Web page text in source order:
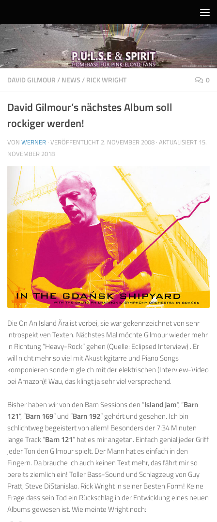
DAVID GILMOUR/NEWS/RICK WRIGHT 0
David Gilmour’s nächstes Album soll
rockiger werden!
VON WERNER · VERÖFFENTLICHT 2. NOVEMBER 2008 · AKTUALISIERT 15.
NOVEMBER 2018
Die On An Island Ära ist vorbei, sie war gekennzeichnet von sehr
introspektiven Texten. Nächstes Mal möchte Gilmour wieder mehr
in Richtung “Heavy-Rock” gehen (Quelle: Eclipsed Interview) . Er
will nicht mehr so viel mit Akustikgitarre und Piano Songs
komponieren sondern gleich mit der elektrischen (Interview-Video
bei Amazon)! Wau, das klingt ja sehr viel versprechend.
Bisher haben wir von den Barn Sessions den “Island Jam“, “Barn
121“, “Barn 169” und “Barn 192” gehört und gesehen. Ich bin
schlichtweg begeistert von allem! Besonders der 7:34 Minuten
lange Track “Barn 121” hat es mir angetan. Einfach genial jeder Griff
jeder Ton den Gilmour spielt. Der Mann hat es einfach in den
Fingern. Da brauche ich auch keinen Text mehr, das fährt mir so
bereits ziemlich ein! Toller Bass-Sound und Schlagzeug von Guy
Pratt, Steve DiStanislao. Rick Wright in seiner Besten Form! Keine
Frage dass sein Tod ein Rückschlag in der Entwicklung eines neuen
Albums gewesen ist. Wie meinte Wright noch: